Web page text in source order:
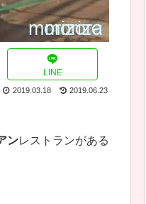
LINE
2019.06.23
2019.03.18
ンレストランがある